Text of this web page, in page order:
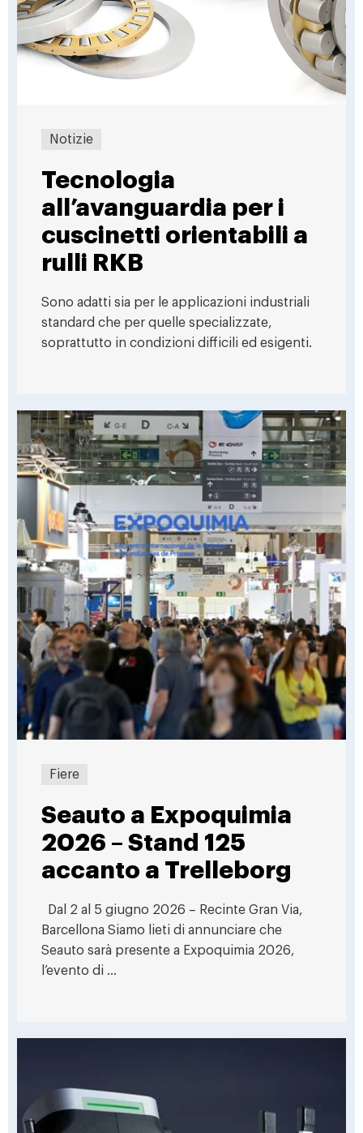
Notizie
Tecnologia
all’avanguardia per i
cuscinetti orientabili a
rulli RKB
Sono adatti sia per le applicazioni industriali
standard che per quelle specializzate,
soprattutto in condizioni difficili ed esigenti.
Fiere
Seauto a Expoquimia
2026 – Stand 125
accanto a Trelleborg
Dal 2 al 5 giugno 2026 – Recinte Gran Via,
Barcellona Siamo lieti di annunciare che
Seauto sarà presente a Expoquimia 2026,
l’evento di ...